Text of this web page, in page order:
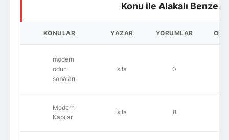
Konu ile Alakalı Benzer
KONULAR YAZAR YORUMLAR
modern
odun
sobaları
sıla 0
Modern
Kapılar
sıla 8